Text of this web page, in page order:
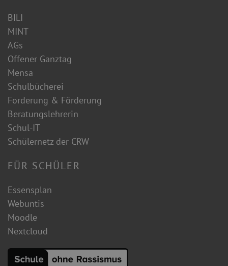
BILI
MINT
AGs
Offener Ganztag
Mensa
Schulbücherei
Forderung & Förderung
Beratungslehrerin
Schul-IT
Schülernetz der CRW
FÜR SCHÜLER
Essensplan
Webuntis
Moodle
Nextcloud